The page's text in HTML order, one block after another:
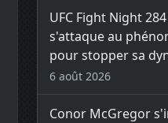
UFC Fight Night
s'attaque au
pour stopper sa
6 août 2026
Conor McGregor